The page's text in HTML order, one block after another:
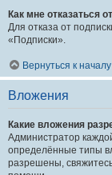
Как мне отказаться
Для отказа от
«Подписки».
Вернуться к началу
Вложения
Какие вложения
Администратор
определённые типы
разрешены,